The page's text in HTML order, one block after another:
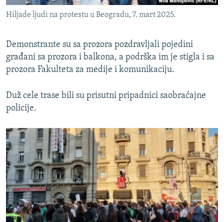
Hiljade ljudi na protestu u Beogradu, 7. mart 2025.
Demonstrante su sa prozora pozdravljali pojedini
građani sa prozora i balkona, a podrška im je stigla i sa
prozora Fakulteta za medije i komunikaciju.
Duž cele trase bili su prisutni pripadnici saobraćajne
policije.